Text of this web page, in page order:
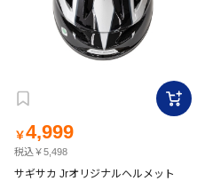
￥4,999
税込￥5,498
サギサカ Jrオリジナルヘルメット